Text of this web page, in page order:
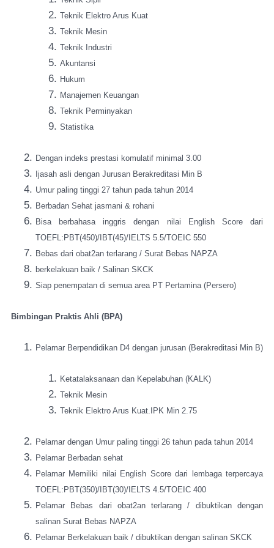
Teknik Elektro Arus Kuat
Teknik Mesin
Teknik Industri
Akuntansi
Hukum
Manajemen Keuangan
Teknik Perminyakan
Statistika
Dengan indeks prestasi komulatif minimal 3.00
Ijasah asli dengan Jurusan Berakreditasi Min B
Umur paling tinggi 27 tahun pada tahun 2014
Berbadan Sehat jasmani & rohani
Bisa berbahasa inggris dengan nilai English Score dari
TOEFL:PBT(450)/IBT(45)/IELTS 5.5/TOEIC 550
Bebas dari obat2an terlarang / Surat Bebas NAPZA
berkelakuan baik / Salinan SKCK
Siap penempatan di semua area PT Pertamina (Persero)
Bimbingan Praktis Ahli (BPA)
Pelamar Berpendidikan D4 dengan jurusan (Berakreditasi Min B)
Ketatalaksanaan dan Kepelabuhan (KALK)
Teknik Mesin
Teknik Elektro Arus Kuat.IPK Min 2.75
Pelamar dengan Umur paling tinggi 26 tahun pada tahun 2014
Pelamar Berbadan sehat
Pelamar Memiliki nilai English Score dari lembaga terpercaya
TOEFL:PBT(350)/IBT(30)/IELTS 4.5/TOEIC 400
Pelamar Bebas dari obat2an terlarang / dibuktikan dengan
salinan Surat Bebas NAPZA
Pelamar Berkelakuan baik / dibuktikan dengan salinan SKCK